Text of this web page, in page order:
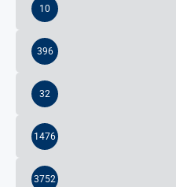
10
396
32
1476
3752